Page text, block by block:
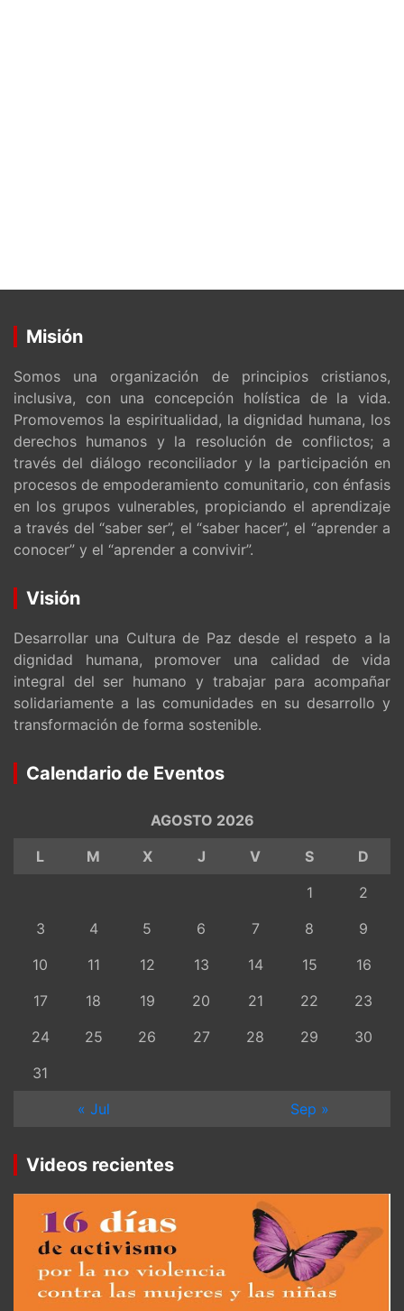
Misión
Somos una organización de principios cristianos,
inclusiva, con una concepción holística de la vida.
Promovemos la espiritualidad, la dignidad humana, los
derechos humanos y la resolución de conflictos; a
través del diálogo reconciliador y la participación en
procesos de empoderamiento comunitario, con énfasis
en los grupos vulnerables, propiciando el aprendizaje
a través del “saber ser”, el “saber hacer”, el “aprender a
conocer” y el “aprender a convivir”.
Visión
Desarrollar una Cultura de Paz desde el respeto a la
dignidad humana, promover una calidad de vida
integral del ser humano y trabajar para acompañar
solidariamente a las comunidades en su desarrollo y
transformación de forma sostenible.
Calendario de Eventos
AGOSTO 2026
L
M X J V S
D
1
2
3
4 5 6 7 8
9
10
11 12 13 14 15
16
17
18 19 20 21 22
23
24
25 26 27 28 29
30
31
« Jul
Sep »
Videos recientes